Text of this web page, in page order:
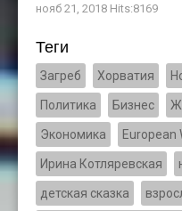
нояб 21, 2018 Hits:8169
Теги
Загреб Хорватия
Политика Бизнес
Экономика European
Ирина Котляревская
детская сказка